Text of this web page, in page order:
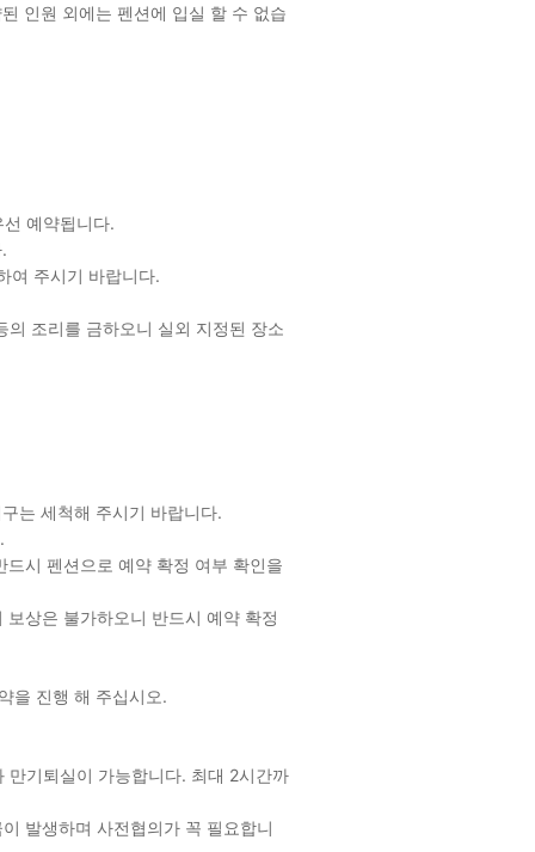
인원 외에는 펜션에 입실 할 수 없습
예약됩니다.
여 주시기 바랍니다.
조리를 금하오니 실외 지정된 장소
는 세척해 주시기 바랍니다.
시 펜션으로 예약 확정 여부 확인을
상은 불가하오니 반드시 예약 확정
을 진행 해 주십시오.
기퇴실이 가능합니다. 최대 2시간까
발생하며 사전협의가 꼭 필요합니